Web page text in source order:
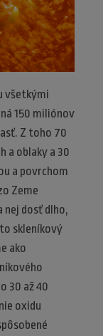
všetkými
150 miliónov
Z toho 70
a oblaky a 30
a povrchom
Zeme
nej dosť dlho,
skleníkový
ako
30 až 40
oxidu